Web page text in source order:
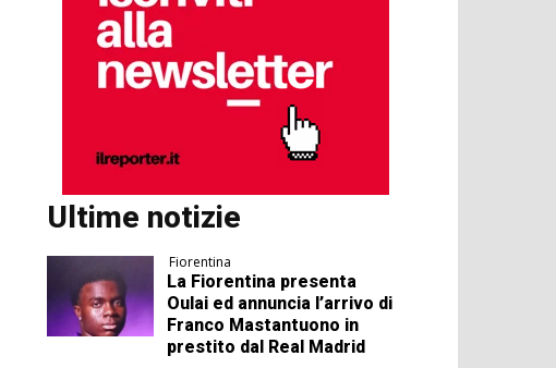
Ultime notizie
Fiorentina
La Fiorentina presenta
Oulai ed annuncia l’arrivo di
Franco Mastantuono in
prestito dal Real Madrid